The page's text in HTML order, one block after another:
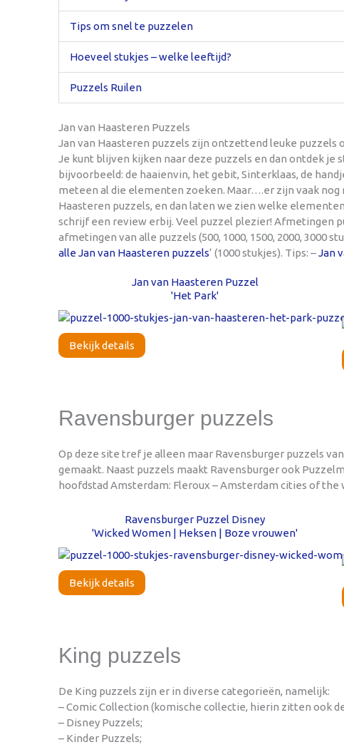
Tips om snel te puzzelen
Hoeveel stukjes – welke leeftijd?
Puzzels Ruilen
Jan van Haasteren Puzzels
Jan van Haasteren puzzels zijn ontzettend leuke puzzels
Je kunt blijven kijken naar deze puzzels en dan ontdek je
bijvoorbeeld: de haaienvin, het gebit, Sinterklaas, de
meteen al die elementen zoeken. Maar….er zijn vaak
Haasteren puzzels, en dan laten we zien welke
schrijf een review erbij. Veel puzzel plezier! Afmetingen
afmetingen van alle puzzels (500, 1000, 1500, 2000, 3000
alle Jan van Haasteren puzzels‘ (1000 stukjes). Tips: –Jan
Jan van Haasteren Puzzel
'Het Park'
Bekijk details
Ravensburger puzzels
Op deze site tref je alleen maar Ravensburger puzzels
gemaakt. Naast puzzels maakt Ravensburger ook
hoofdstad Amsterdam: Fleroux – Amsterdam cities of the
Ravensburger Puzzel Disney
'Wicked Women | Heksen | Boze vrouwen'
Bekijk details
King puzzels
De King puzzels zijn er in diverse categorieën, namelijk:
– Comic Collection (komische collectie, hierin zitten ook
– Disney Puzzels;
– Kinder Puzzels;